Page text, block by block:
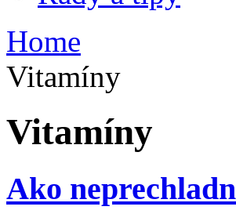
Home
Vitamíny
Vitamíny
Ako